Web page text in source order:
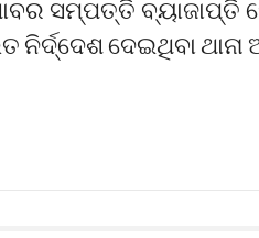
ସମ୍ପତ୍ତି
ଦେଇଥିବା ଥାନା